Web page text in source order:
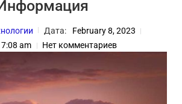
Дата:
February 8, 2023
7:08 am Нет комментариев